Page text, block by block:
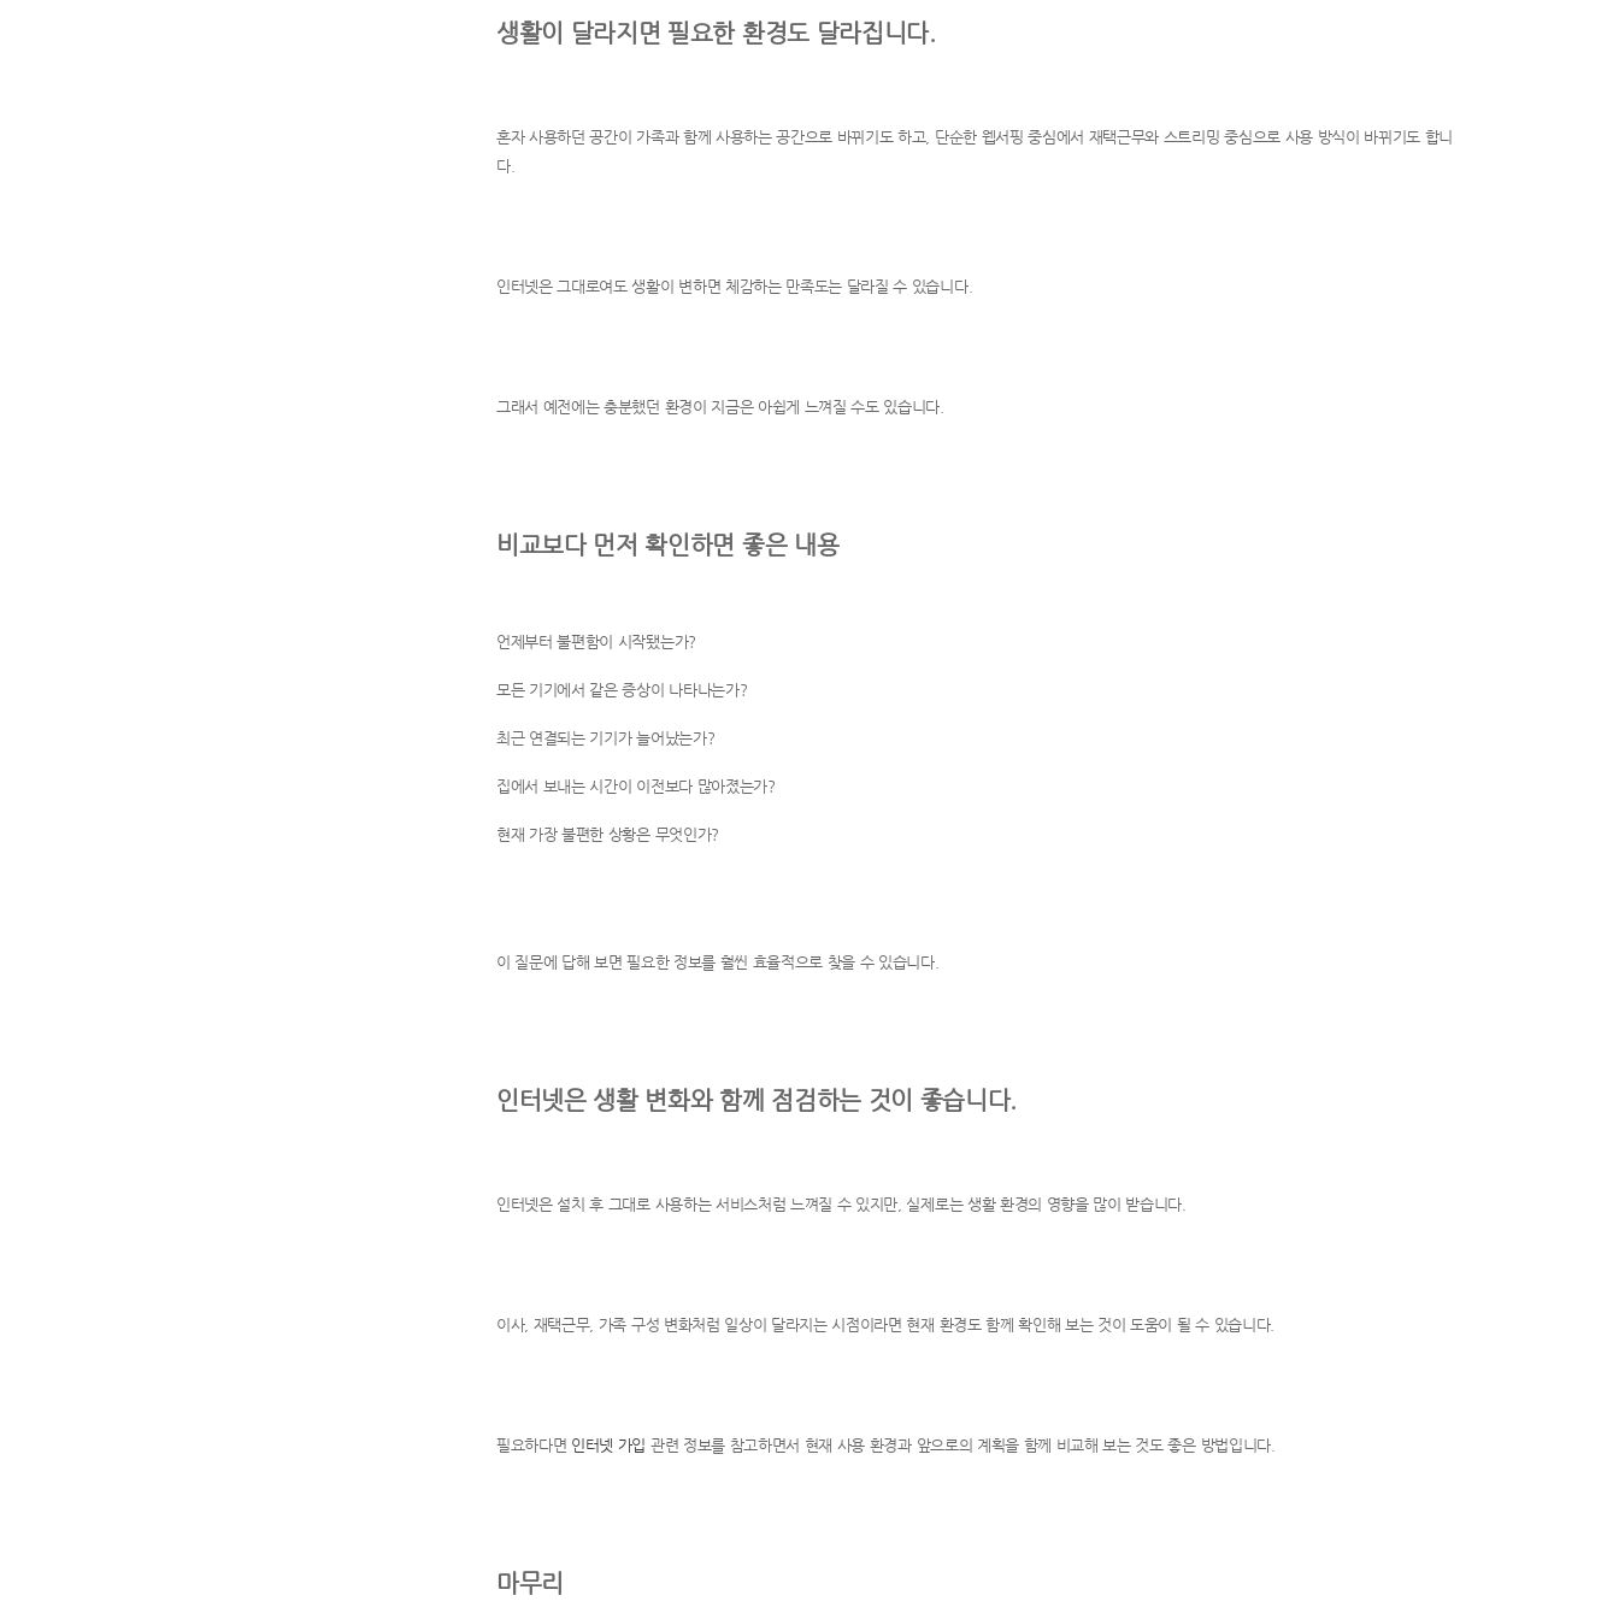
생활이 달라지면 필요한 환경도 달라집니다.
혼자 사용하던 공간이 가족과 함께 사용하는 공간으로 바뀌기도 하고, 단순한 웹서핑 중심에서 재택근무와 스트리밍 중심으로 사용 방식이 바뀌기도 합니
다.
인터넷은 그대로여도 생활이 변하면 체감하는 만족도는 달라질 수 있습니다.
그래서 예전에는 충분했던 환경이 지금은 아쉽게 느껴질 수도 있습니다.
비교보다 먼저 확인하면 좋은 내용
언제부터 불편함이 시작됐는가?
모든 기기에서 같은 증상이 나타나는가?
최근 연결되는 기기가 늘어났는가?
집에서 보내는 시간이 이전보다 많아졌는가?
현재 가장 불편한 상황은 무엇인가?
이 질문에 답해 보면 필요한 정보를 훨씬 효율적으로 찾을 수 있습니다.
인터넷은 생활 변화와 함께 점검하는 것이 좋습니다.
인터넷은 설치 후 그대로 사용하는 서비스처럼 느껴질 수 있지만, 실제로는 생활 환경의 영향을 많이 받습니다.
이사, 재택근무, 가족 구성 변화처럼 일상이 달라지는 시점이라면 현재 환경도 함께 확인해 보는 것이 도움이 될 수 있습니다.
필요하다면 인터넷 가입 관련 정보를 참고하면서 현재 사용 환경과 앞으로의 계획을 함께 비교해 보는 것도 좋은 방법입니다.
마무리